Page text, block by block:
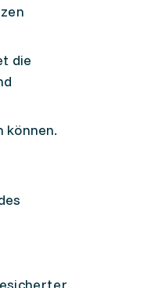
die
können.